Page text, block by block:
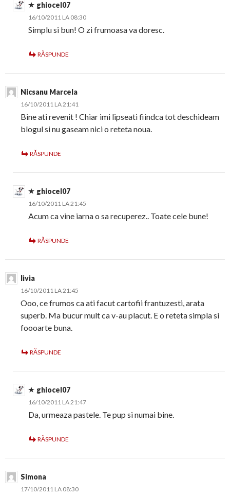
ghiocel07
16/10/2011 LA 08:30
Simplu si bun! O zi frumoasa va doresc.
RĂSPUNDE
Nicsanu Marcela
16/10/2011 LA 21:41
Bine ati revenit ! Chiar imi lipseati fiindca tot deschideam
blogul si nu gaseam nici o reteta noua.
RĂSPUNDE
ghiocel07
16/10/2011 LA 21:45
Acum ca vine iarna o sa recuperez.. Toate cele bune!
RĂSPUNDE
livia
16/10/2011 LA 21:45
Ooo, ce frumos ca ati facut cartofii frantuzesti, arata
superb. Ma bucur mult ca v-au placut. E o reteta simpla si
foooarte buna.
RĂSPUNDE
ghiocel07
16/10/2011 LA 21:47
Da, urmeaza pastele. Te pup si numai bine.
RĂSPUNDE
Simona
17/10/2011 LA 08:30